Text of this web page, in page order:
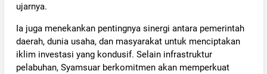
ujarnya.
Ia juga menekankan pentingnya sinergi antara pemerintah
daerah, dunia usaha, dan masyarakat untuk menciptakan
iklim investasi yang kondusif. Selain infrastruktur
pelabuhan, Syamsuar berkomitmen akan memperkuat